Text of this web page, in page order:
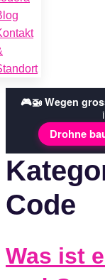
🎮🚁 Wegen
Drohne
☀️
Code
Was ist